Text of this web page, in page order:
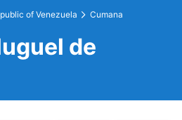
of Venezuela Cumana
de